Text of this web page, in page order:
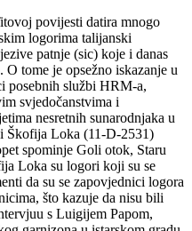
povijesti datira mnogo
logorima talijanski
patnje (sic) koje i danas
tome je opsežno iskazanje u
posebnih službi HRM-a,
svjedočanstvima i
nesretnih sunarodnjaka u
Loka (11-D-2531)
spominje Goli otok, Staru
Loka su logori koji su se
da su se zapovjednici logora
što kazuje da nisu bili
s Luigijem Papom,